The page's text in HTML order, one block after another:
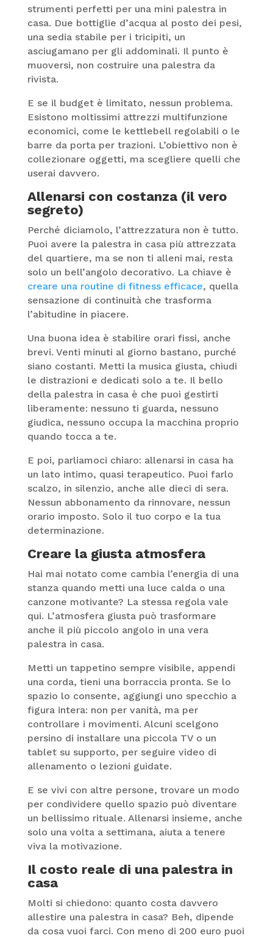
strumenti perfetti per una mini palestra in
casa. Due bottiglie d’acqua al posto dei pesi,
una sedia stabile per i tricipiti, un
asciugamano per gli addominali. Il punto è
muoversi, non costruire una palestra da
rivista.
E se il budget è limitato, nessun problema.
Esistono moltissimi attrezzi multifunzione
economici, come le kettlebell regolabili o le
barre da porta per trazioni. L’obiettivo non è
collezionare oggetti, ma scegliere quelli che
userai davvero.
Allenarsi con costanza (il vero
segreto)
Perché diciamolo, l’attrezzatura non è tutto.
Puoi avere la palestra in casa più attrezzata
del quartiere, ma se non ti alleni mai, resta
solo un bell’angolo decorativo. La chiave è
creare una routine di fitness efficace, quella
sensazione di continuità che trasforma
l’abitudine in piacere.
Una buona idea è stabilire orari fissi, anche
brevi. Venti minuti al giorno bastano, purché
siano costanti. Metti la musica giusta, chiudi
le distrazioni e dedicati solo a te. Il bello
della palestra in casa è che puoi gestirti
liberamente: nessuno ti guarda, nessuno
giudica, nessuno occupa la macchina proprio
quando tocca a te.
E poi, parliamoci chiaro: allenarsi in casa ha
un lato intimo, quasi terapeutico. Puoi farlo
scalzo, in silenzio, anche alle dieci di sera.
Nessun abbonamento da rinnovare, nessun
orario imposto. Solo il tuo corpo e la tua
determinazione.
Creare la giusta atmosfera
Hai mai notato come cambia l’energia di una
stanza quando metti una luce calda o una
canzone motivante? La stessa regola vale
qui. L’atmosfera giusta può trasformare
anche il più piccolo angolo in una vera
palestra in casa.
Metti un tappetino sempre visibile, appendi
una corda, tieni una borraccia pronta. Se lo
spazio lo consente, aggiungi uno specchio a
figura intera: non per vanità, ma per
controllare i movimenti. Alcuni scelgono
persino di installare una piccola TV o un
tablet su supporto, per seguire video di
allenamento o lezioni guidate.
E se vivi con altre persone, trovare un modo
per condividere quello spazio può diventare
un bellissimo rituale. Allenarsi insieme, anche
solo una volta a settimana, aiuta a tenere
viva la motivazione.
Il costo reale di una palestra in
casa
Molti si chiedono: quanto costa davvero
allestire una palestra in casa? Beh, dipende
da cosa vuoi farci. Con meno di 200 euro puoi